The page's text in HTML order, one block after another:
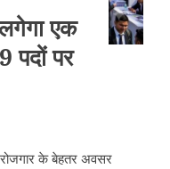
एक
पदों पर
के बेहतर अवसर